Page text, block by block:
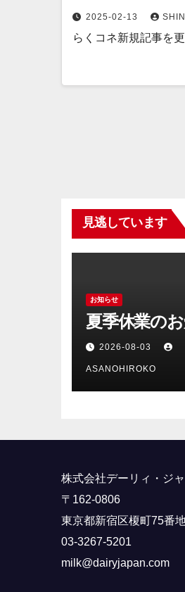
2025-02-13
らくコネ新規記事を
見逃しています
お知らせ
夏季休業の
2026-08-03
ASANOHIROKO
株式会社デーリィ・ジ
〒162-0806
東京都新宿区榎町75番
03-3267-5201
milk@dairyjapan.com